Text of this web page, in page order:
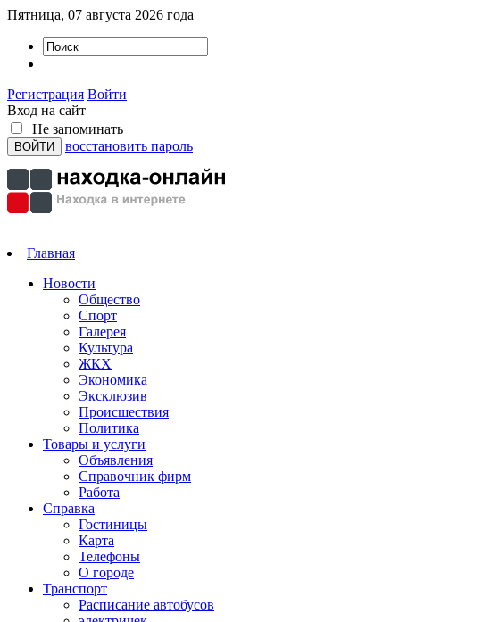
Пятница, 07 августа 2026 года
Регистрация Войти
Вход на сайт
Не запоминать
восстановить пароль
Главная
Новости
Общество
Спорт
Галерея
Культура
ЖКХ
Экономика
Эксклюзив
Проиcшествия
Политика
Товары и услуги
Объявления
Справочник фирм
Работа
Справка
Гостиницы
Карта
Телефоны
О городе
Транспорт
Расписание автобусов